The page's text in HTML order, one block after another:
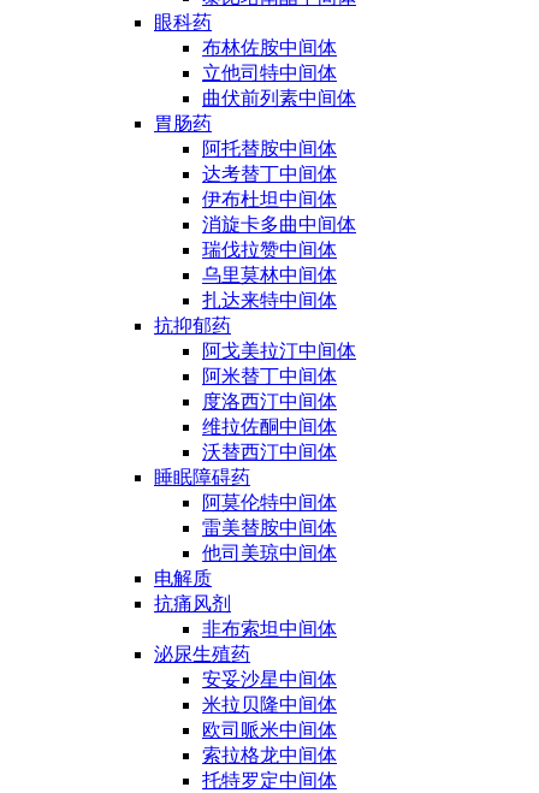
眼科药
布林佐胺中间体
立他司特中间体
曲伏前列素中间体
胃肠药
阿托替胺中间体
达考替丁中间体
伊布杜坦中间体
消旋卡多曲中间体
瑞伐拉赞中间体
乌里莫林中间体
扎达来特中间体
抗抑郁药
阿戈美拉汀中间体
阿米替丁中间体
度洛西汀中间体
维拉佐酮中间体
沃替西汀中间体
睡眠障碍药
阿莫伦特中间体
雷美替胺中间体
他司美琼中间体
电解质
抗痛风剂
非布索坦中间体
泌尿生殖药
安妥沙星中间体
米拉贝隆中间体
欧司哌米中间体
索拉格龙中间体
托特罗定中间体